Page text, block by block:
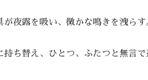
夜露を吸い、微かな鳴きを洩らす
ち替え、ひとつ、ふたつと無言で